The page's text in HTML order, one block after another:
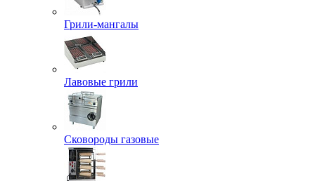
Грили-мангалы
Лавовые грили
Сковороды газовые